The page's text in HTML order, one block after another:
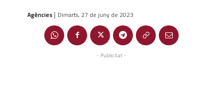
Agències | Dimarts, 27 de juny de 2023
- Publicitat -